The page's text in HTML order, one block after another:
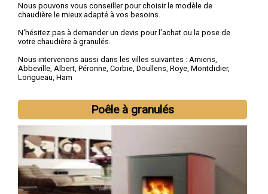
Nous pouvons vous conseiller pour choisir le modèle de
chaudière le mieux adapté à vos besoins.
N'hésitez pas à demander un devis pour l'achat ou la pose de
votre chaudière à granulés.
Nous intervenons aussi dans les villes suivantes : Amiens
Abbeville Albert Péronne Corbie Doullens Roye Montdidier,
Longueau Ham
Poêle à granulés